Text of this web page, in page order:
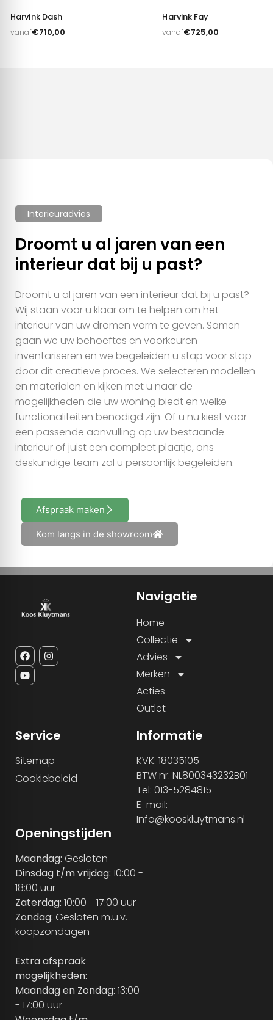
Harvink Dash
vanaf€710,00
Harvink Fay
vanaf€725,00
Interieuradvies
Droomt u al jaren van een
interieur dat bij u past?
Droomt u al jaren van een interieur dat bij u past?
Wij staan voor u klaar om te helpen om het
interieur van uw dromen vorm te geven. Samen
gaan we uw behoeftes en voorkeuren
inventariseren en we begeleiden u stap voor stap
door dit creatieve proces. We selecteren modellen
en materialen en kijken met u naar de
mogelijkheden die uw woning biedt en welke
functionaliteiten benodigd zijn. Of u nu kiest voor
een passende aanvulling op uw bestaande
interieur of juist een compleet plaatje, ons
deskundige team zal u persoonlijk begeleiden.
Afspraak maken
Kom langs in de showroom
Navigatie
Home
Collectie
Advies
Merken
Acties
Outlet
Service
Sitemap
Cookiebeleid
Informatie
KVK: 18035105
BTW nr: NL800343232B01
Tel: 013-5284815
E-mail:
Info@kooskluytmans.nl
Openingstijden
Maandag: Gesloten
Dinsdag t/m vrijdag: 10:00 -
18:00 uur
Zaterdag: 10:00 - 17:00 uur
Zondag: Gesloten m.u.v.
koopzondagen
Extra afspraak
mogelijkheden:
Maandag en Zondag: 13:00
- 17:00 uur